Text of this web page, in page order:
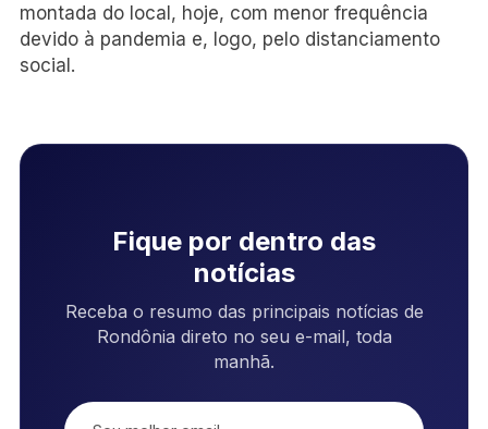
montada do local, hoje, com menor frequência
devido à pandemia e, logo, pelo distanciamento
social.
Fique por dentro das
notícias
Receba o resumo das principais notícias de
Rondônia direto no seu e-mail, toda
manhã.